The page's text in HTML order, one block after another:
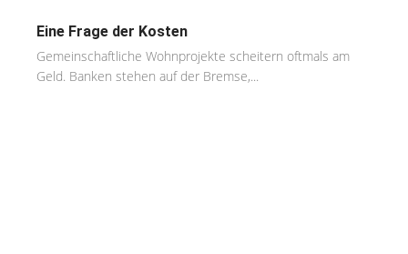
Eine Frage der Kosten
Gemeinschaftliche Wohnprojekte scheitern oftmals am
Geld. Banken stehen auf der Bremse,...